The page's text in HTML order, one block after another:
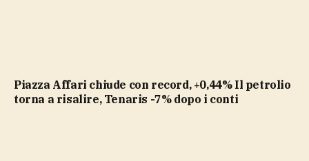
Piazza Affari chiude con record, +0,44% Il petrolio
torna a risalire, Tenaris -7% dopo i conti